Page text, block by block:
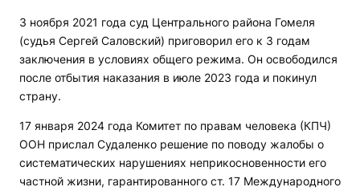
3 ноября 2021 года суд Центрального района Гомеля
(судья Сергей Саловский) приговорил его к 3 годам
заключения в условиях общего режима. Он освободился
после отбытия наказания в июле 2023 года и покинул
страну.
17 января 2024 года Комитет по правам человека (КПЧ)
ООН прислал Судаленко решение по поводу жалобы о
систематических нарушениях неприкосновенности его
частной жизни, гарантированного ст. 17 Международного